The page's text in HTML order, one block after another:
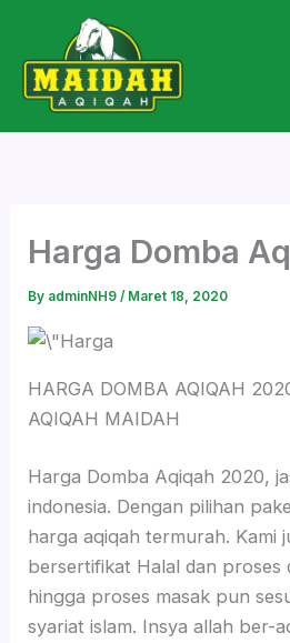
content
Harga Domba
By adminNH9/ Maret 18, 2020
HARGA DOMBA AQIQAH
AQIQAH MAIDAH
Harga Domba Aqiqah 2020,
indonesia. Dengan pilihan
harga aqiqah termurah. Kami
bersertifikat Halal dan proses
hingga proses masak pun
syariat islam. Insya allah ber-